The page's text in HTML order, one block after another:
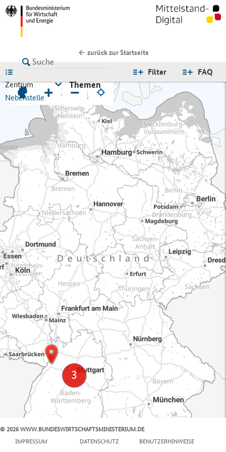
zurück zur Startseite
FAQ
Filter
Zentrum
Nebenstelle
Themen
+ −
© 2026 WWW.BUNDESWIRTSCHAFTSMINISTERIUM.DE
IMPRESSUM
DATENSCHUTZ BENUTZERHINWEISE